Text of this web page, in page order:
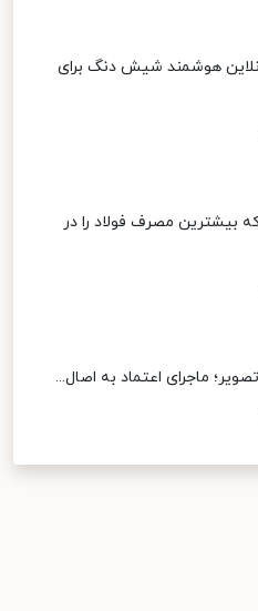
هوشمند شیش دنگ برای
بیشترین مصرف فولاد را در
ماجرای اعتماد به اصال...